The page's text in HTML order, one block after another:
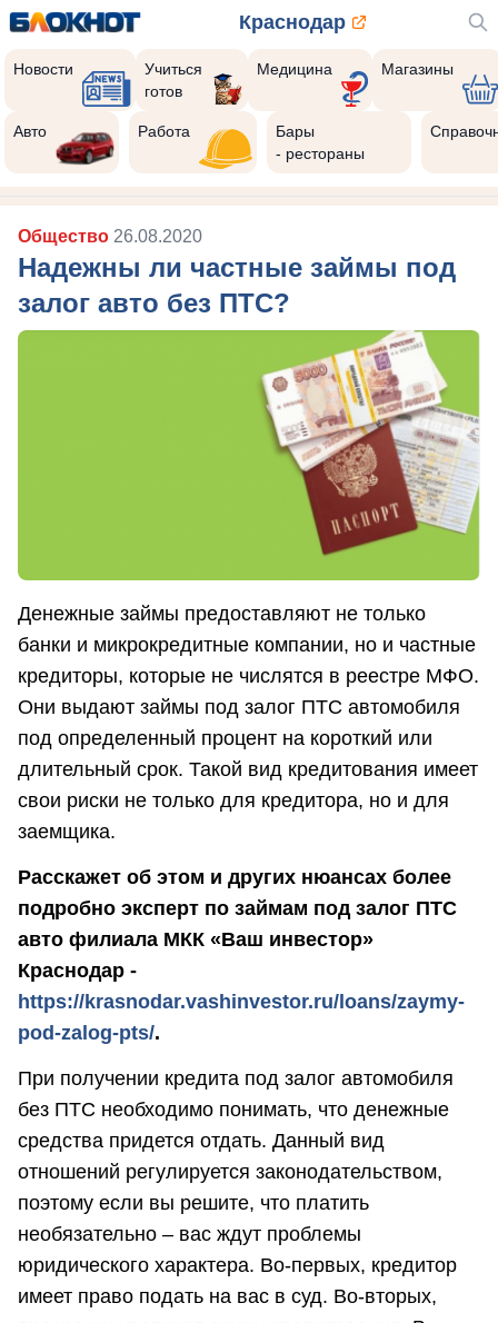
Краснодар
Новости
Учиться
готов
Медицина Магазины
Авто Работа
Бары
- рестораны
Общество 26.08.2020
Надежны ли частные займы под
залог авто без ПТС?
Денежные займы предоставляют не только
банки и микрокредитные компании, но и частные
кредиторы, которые не числятся в реестре МФО.
Они выдают займы под залог ПТС автомобиля
под определенный процент на короткий или
длительный срок. Такой вид кредитования имеет
свои риски не только для кредитора, но и для
заемщика.
Расскажет об этом и других нюансах более
подробно эксперт по займам под залог ПТС
авто филиала МКК «Ваш инвестор»
Краснодар -
https://krasnodar.vashinvestor.ru/loans/zaymy-
pod-zalog-pts/.
При получении кредита под залог автомобиля
без ПТС необходимо понимать, что денежные
средства придется отдать. Данный вид
отношений регулируется законодательством,
поэтому если вы решите, что платить
необязательно – вас ждут проблемы
юридического характера. Во-первых, кредитор
имеет право подать на вас в суд. Во-вторых,